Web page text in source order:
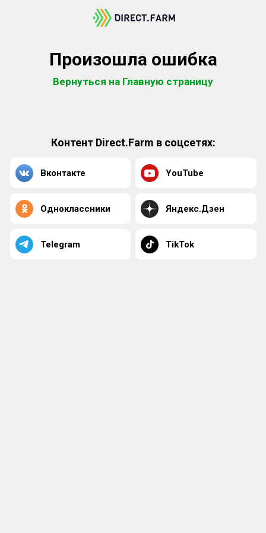
Произошла ошибка
Вернуться на Главную страницу
Контент Direct.Farm в соцсетях:
Вконтакте YouTube
Одноклассники Яндекс.Дзен
Telegram TikTok